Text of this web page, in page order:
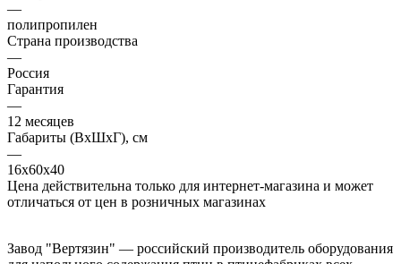
—
полипропилен
Страна производства
—
Россия
Гарантия
—
12 месяцев
Габариты (ВхШхГ), см
—
16х60х40
Цена действительна только для интернет-магазина и может
отличаться от цен в розничных магазинах
Завод "Вертязин" — российский производитель оборудования